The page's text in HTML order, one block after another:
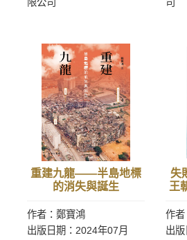
重建九龍——半島地標
的消失與誕生
作者：鄭寶鴻
出版日期：2024年07月
失
王
作者
出